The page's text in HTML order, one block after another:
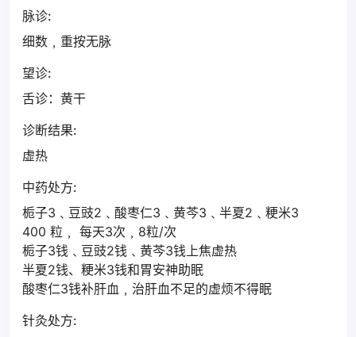
脉诊:
细数﹐重按无脉
望诊:
舌诊：黄干
诊断结果:
虚热
中药处方:
栀子3﹑豆豉2﹑酸枣仁3﹑黄芩3﹑半夏2﹑粳米3
400 粒﹐ 每天3次﹐8粒/次
栀子3钱﹑豆豉2钱﹑黄芩3钱上焦虚热
半夏2钱、粳米3钱和胃安神助眠
酸枣仁3钱补肝血﹐治肝血不足的虚烦不得眠
针灸处方: